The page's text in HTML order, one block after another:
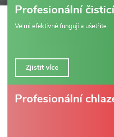
d
s
Profesionální
Velmi efektivně fungují a ušetříte
Zjistit více
Profesionální